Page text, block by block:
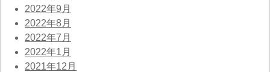
2022年9月
2022年8月
2022年7月
2022年1月
2021年12月